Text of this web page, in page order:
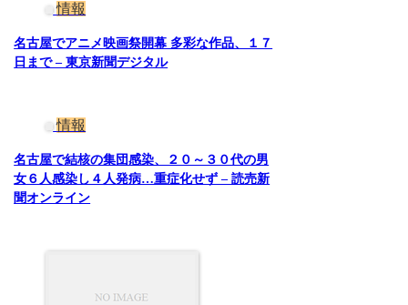
情報
名古屋でアニメ映画祭開幕 多彩な作品、１７
日まで – 東京新聞デジタル
情報
名古屋で結核の集団感染、２０～３０代の男
女６人感染し４人発病…重症化せず – 読売新
聞オンライン